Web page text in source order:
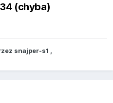
(chyba)
snajper-s1